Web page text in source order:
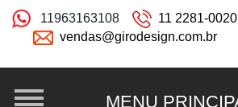
11963163108
11 2281-0020
vendas@girodesign.com.br